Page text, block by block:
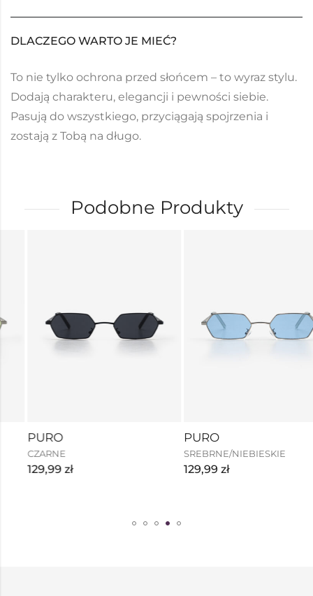
DLACZEGO WARTO JE MIEĆ?
To nie tylko ochrona przed słońcem – to wyraz stylu.
Dodają charakteru, elegancji i pewności siebie.
Pasują do wszystkiego, przyciągają spojrzenia i
zostają z Tobą na długo.
Podobne Produkty
PURO
CZARNE
129,99zł
PURO
SREBRNE/NIEBIESKIE
129,99zł